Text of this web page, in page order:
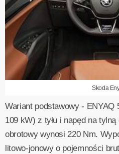
Skoda
Wariant podstawowy -
109 kW) z tyłu i napęd na
obrotowy wynosi 220 Nm.
litowo-jonowy o pojemności